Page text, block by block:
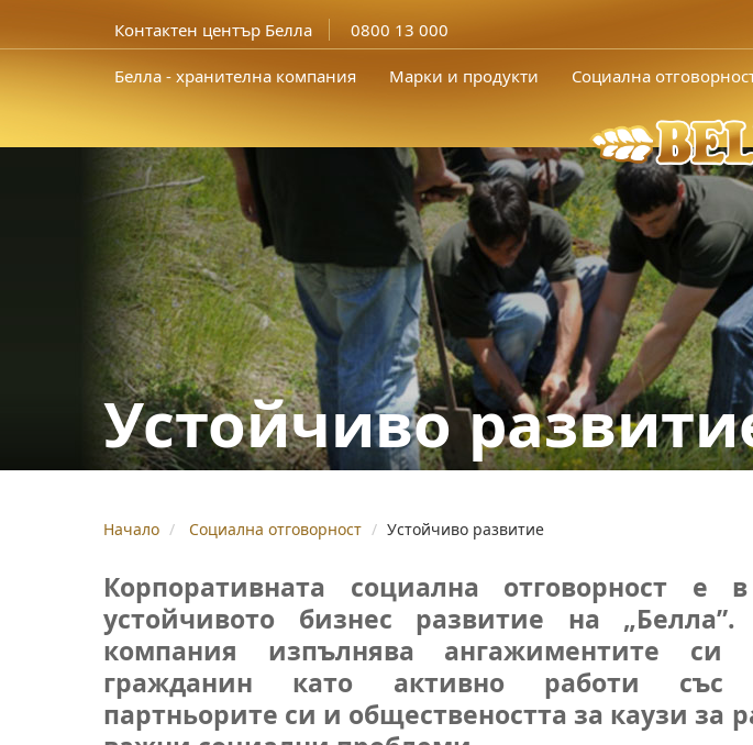
Контактен център Белла 0800 13 000
Белла - хранителна компания Марки и продукти Социална
Устойчиво
Начало Социална отговорност Устойчиво развитие
Корпоративната социална отговорност е
устойчивото бизнес развитие на „Белла”.
компания изпълнява ангажиментите си
гражданин като активно работи със
партньорите си и обществеността за каузи за